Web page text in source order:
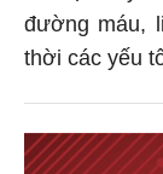
đường máu,
thời các yếu